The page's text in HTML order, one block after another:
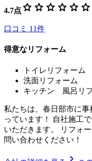
4.7点 star star star star star star
口コミ 11件
得意なリフォーム
トイレリフォーム
洗面リフォーム
キッチン 風呂リ
私たちは、春日部市に
っています！ 自社施工
いただきます。 リフォ
問い合わせください！